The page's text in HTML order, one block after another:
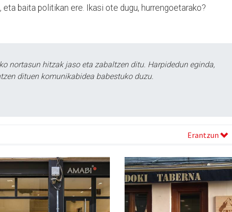
eta baita politikan ere. Ikasi ote dugu, hurrengoetarako?
nortasun hitzak jaso eta zabaltzen ditu. Harpidedun eginda,
dituen komunikabidea babestuko duzu.
Erantzun